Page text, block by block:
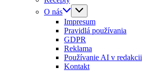
O nás
Impresum
Pravidlá používania
GDPR
Reklama
Používanie AI v redakcii
Kontakt